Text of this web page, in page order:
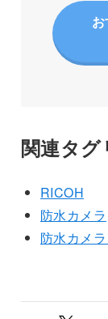
関連タグ
RICOH
防水カメラ
防水カメ